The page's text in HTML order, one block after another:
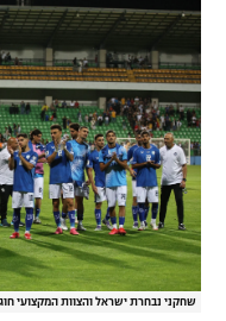
תגיות
המגזין
שחקני נבחרת ישראל והצוות המקצועי